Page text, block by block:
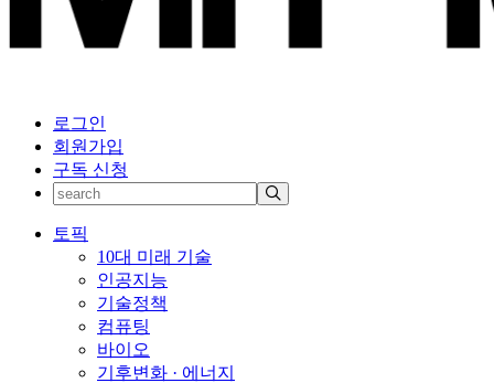
로그인
회원가입
구독 신청
토픽
10대 미래 기술
인공지능
기술정책
컴퓨팅
바이오
기후변화 · 에너지